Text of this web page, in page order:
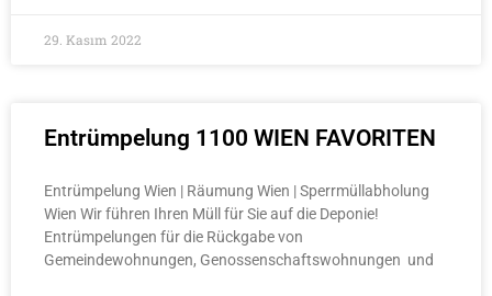
29. Kasım 2022
Entrümpelung 1100 WIEN FAVORITEN
Entrümpelung Wien | Räumung Wien | Sperrmüllabholung
Wien Wir führen Ihren Müll für Sie auf die Deponie!
Entrümpelungen für die Rückgabe von
Gemeindewohnungen, Genossenschaftswohnungen und